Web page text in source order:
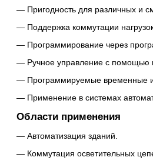
Пригодность для различных и
Поддержка коммутации
Программирование через
Ручное управление с помощью
Программируемые временные
Применение в системах
Области применения
Автоматизация зданий.
Коммутация осветительных